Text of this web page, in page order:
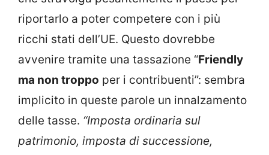
riportarlo a poter competere con i più
ricchi stati dell’UE. Questo dovrebbe
avvenire tramite una tassazione “Friendly
ma non troppo per i contribuenti”: sembra
implicito in queste parole un innalzamento
delle tasse. “Imposta ordinaria sul
patrimonio, imposta di successione,